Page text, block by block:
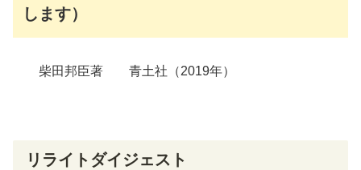
します）
柴田邦臣著 青土社（2019年）
リライトダイジェスト